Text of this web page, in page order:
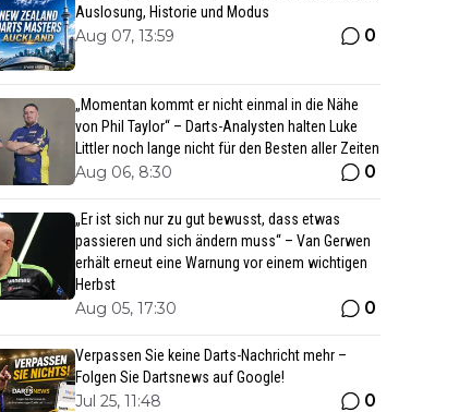
Auslosung, Historie und Modus
Aug 07, 13:59 0
„Momentan kommt er nicht einmal in die Nähe
von Phil Taylor“ – Darts-Analysten halten Luke
Littler noch lange nicht für den Besten aller Zeiten
Aug 06, 8:30 0
„Er ist sich nur zu gut bewusst, dass etwas
passieren und sich ändern muss“ – Van Gerwen
erhält erneut eine Warnung vor einem wichtigen
Herbst
Aug 05, 17:30 0
Verpassen Sie keine Darts-Nachricht mehr –
Folgen Sie Dartsnews auf Google!
Jul 25, 11:48 0